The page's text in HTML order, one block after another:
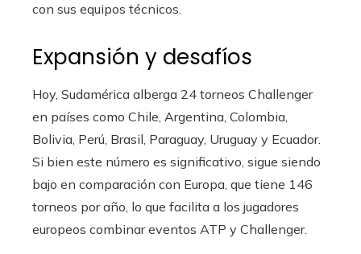
con sus equipos técnicos.
Expansión y desafíos
Hoy, Sudamérica alberga 24 torneos Challenger
en países como Chile, Argentina, Colombia,
Bolivia, Perú, Brasil, Paraguay, Uruguay y Ecuador.
Si bien este número es significativo, sigue siendo
bajo en comparación con Europa, que tiene 146
torneos por año, lo que facilita a los jugadores
europeos combinar eventos ATP y Challenger.